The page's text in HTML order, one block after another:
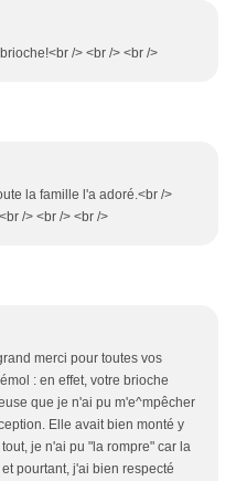
/> <br /> <br />
la famille l'a adoré.<br />
/> <br /> <br />
merci pour toutes vos
: en effet, votre brioche
que je n'ai pu m'e^mpêcher
Elle avait bien monté y
je n'ai pu "la rompre" car la
pourtant, j'ai bien respecté